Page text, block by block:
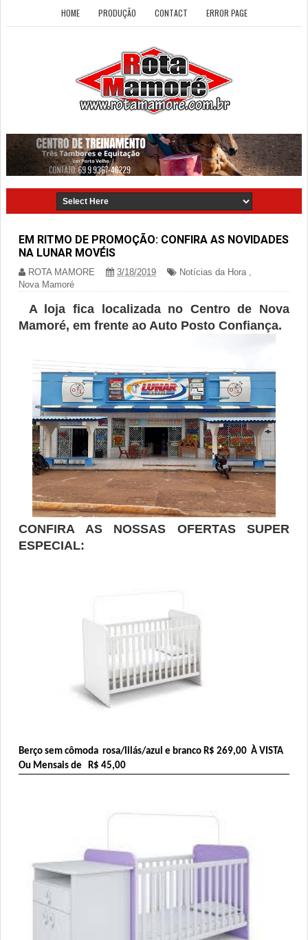
HOME PRODUÇÃO CONTACT ERROR PAGE
EM RITMO DE PROMOÇÃO: CONFIRA AS NOVIDADES
NA LUNAR MOVÉIS
ROTA MAMORE 3/18/2019 Notícias da Hora,
Nova Mamoré
A loja fica localizada no Centro de Nova
Mamoré, em frente ao Auto Posto Confiança.
CONFIRA AS NOSSAS OFERTAS SUPER
ESPECIAL:
Berço sem cômoda  rosa/lilás/azul e branco R$ 269,00 À VISTA
Ou Mensais de   R$ 45,00